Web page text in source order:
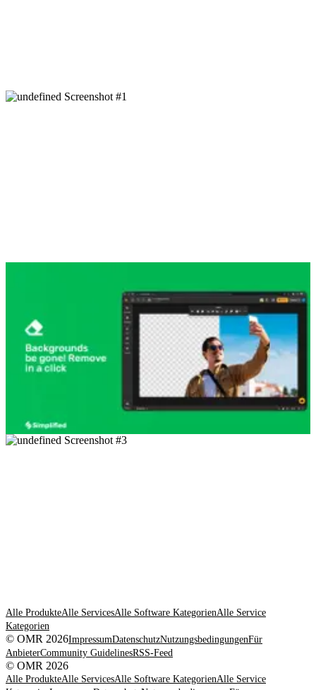
Alle ProdukteAlle ServicesAlle Software KategorienAlle Service
Kategorien
© OMR 2026ImpressumDatenschutzNutzungsbedingungenFür
AnbieterCommunity GuidelinesRSS-Feed
© OMR 2026
Alle ProdukteAlle ServicesAlle Software KategorienAlle Service